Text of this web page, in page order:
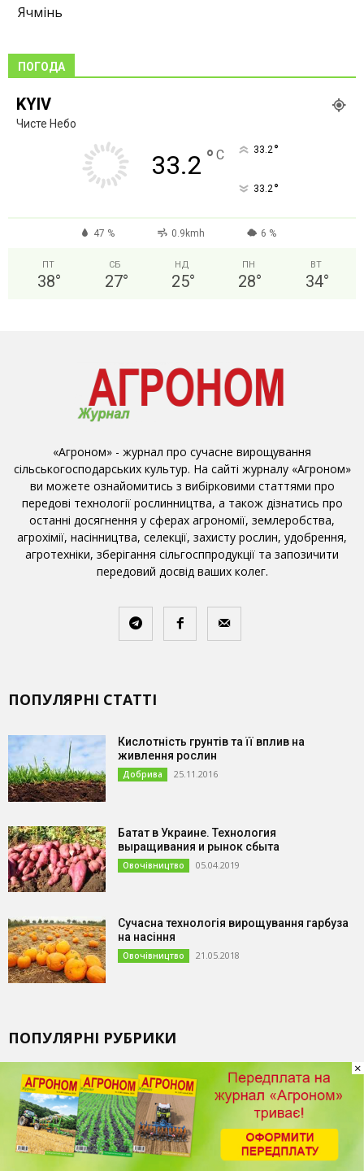
Ячмінь
ПОГОДА
KYIV
Чисте Небо
33.2 ° C 33.2°
33.2°
47 % 0.9kmh 6 %
ПТ
38°
СБ
27°
НД
25°
ПН
28°
ВТ
34°
«Агроном» - журнал про сучасне вирощування
сільськогосподарських культур. На сайті журналу «Агроном»
ви можете ознайомитись з вибірковими статтями про
передові технології рослинництва, а також дізнатись про
останні досягнення у сферах агрономії, землеробства,
агрохімії, насінництва, селекції, захисту рослин, удобрення,
агротехніки, зберігання сільгосппродукції та запозичити
передовий досвід ваших колег.
ПОПУЛЯРНІ СТАТТІ
Кислотність грунтів та її вплив на
живлення рослин
Добрива 25.11.2016
Батат в Украине. Технология
выращивания и рынок сбыта
Овочівництво 05.04.2019
Сучасна технологія вирощування гарбуза
на насіння
Овочівництво 21.05.2018
ПОПУЛЯРНІ РУБРИКИ
Новини
4029
Захист рослин
231
Агротехніка
193
Добрива
×